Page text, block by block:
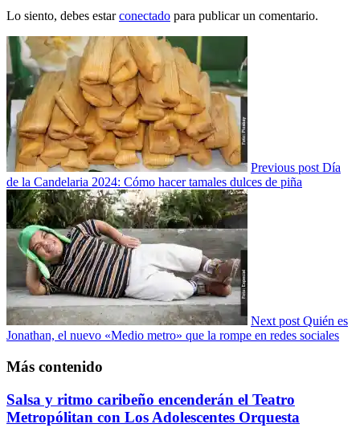
Lo siento, debes estarconectado para publicar un comentario.
Previous post Día
de la Candelaria 2024: Cómo hacer tamales dulces de piña
Next post Quién es
Jonathan, el nuevo «Medio metro» que la rompe en redes sociales
Más contenido
Salsa y ritmo caribeño encenderán el Teatro
Metropólitan con Los Adolescentes Orquesta